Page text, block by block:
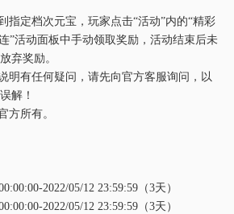
指定档次元宝，玩家点击“活动”内的“精彩
”活动面板中手动领取奖励，活动结束后未
弃奖励。
明有任何疑问，请先向官方客服询问，以
解！
方所有。
2022/05/12 23:59:59（3天）
2022/05/12 23:59:59（3天）